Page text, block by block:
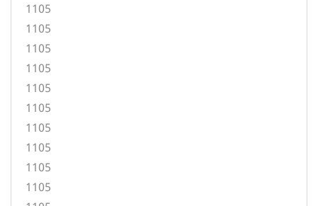
1105
1105
1105
1105
1105
1105
1105
1105
1105
1105